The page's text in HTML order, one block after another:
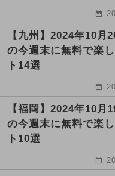
【九州】2024年10月
の今週末に無料で楽
ト14選
【福岡】2024年10月
の今週末に無料で楽
ト10選